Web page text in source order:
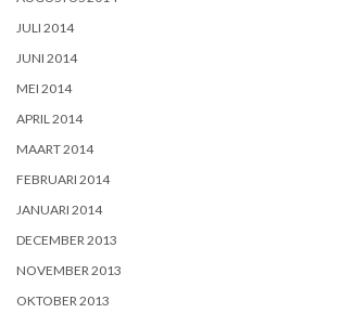
JULI 2014
JUNI 2014
MEI 2014
APRIL 2014
MAART 2014
FEBRUARI 2014
JANUARI 2014
DECEMBER 2013
NOVEMBER 2013
OKTOBER 2013